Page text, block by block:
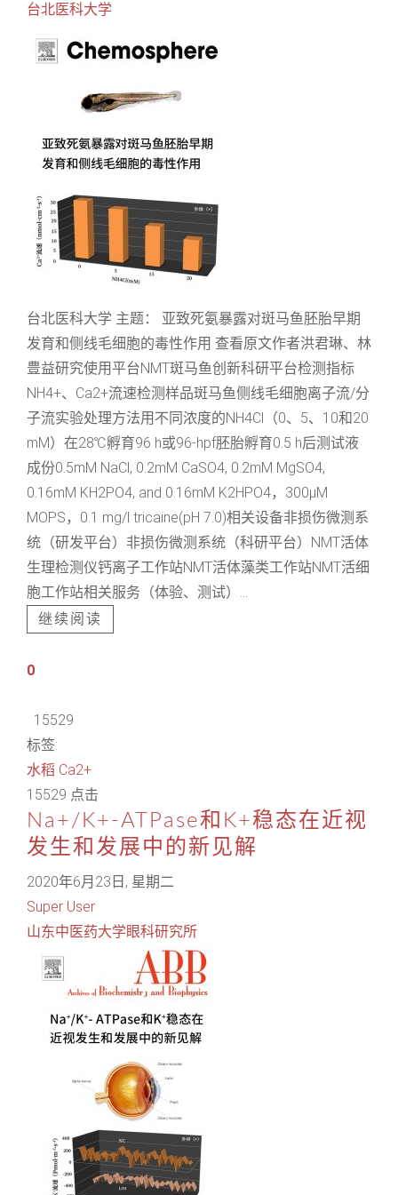
台北医科大学
台北医科大学 主题： 亚致死氨暴露对斑马鱼胚胎早期
发育和侧线毛细胞的毒性作用 查看原文作者洪君琳、林
豊益研究使用平台NMT斑马鱼创新科研平台检测指标
NH4+、Ca2+流速检测样品斑马鱼侧线毛细胞离子流/分
子流实验处理方法用不同浓度的NH4Cl（0、5、10和20
mM）在28℃孵育96 h或96-hpf胚胎孵育0.5 h后测试液
成份0.5mM NaCl, 0.2mM CaSO4, 0.2mM MgSO4,
0.16mM KH2PO4, and 0.16mM K2HPO4，300μM
MOPS，0.1 mg/l tricaine(pH 7.0)相关设备非损伤微测系
统（研发平台）非损伤微测系统（科研平台）NMT活体
生理检测仪钙离子工作站NMT活体藻类工作站NMT活细
胞工作站相关服务（体验、测试）...
继续阅读
0
15529
标签:
水稻 Ca2+
15529 点击
Na+/K+-ATPase和K+稳态在近视
发生和发展中的新见解
2020年6月23日, 星期二
Super User
山东中医药大学眼科研究所